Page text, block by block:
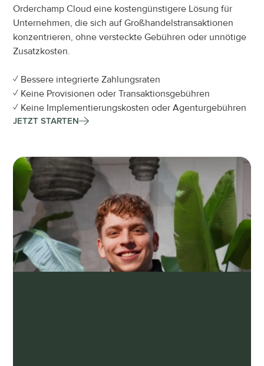
Orderchamp Cloud eine kostengünstigere Lösung für
Unternehmen, die sich auf Großhandelstransaktionen
konzentrieren, ohne versteckte Gebühren oder unnötige
Zusatzkosten.
✓ Bessere integrierte Zahlungsraten
✓ Keine Provisionen oder Transaktionsgebühren
✓ Keine Implementierungskosten oder Agenturgebühren
JETZT STARTEN